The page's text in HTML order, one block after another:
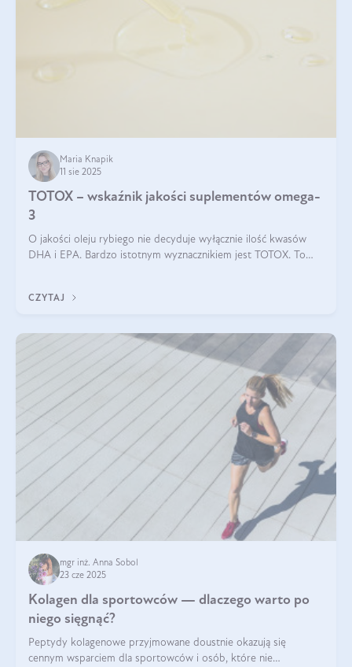
Maria Knapik
11 sie 2025
TOTOX – wskaźnik jakości suplementów omega-
3
O jakości oleju rybiego nie decyduje wyłącznie ilość kwasów
DHA i EPA. Bardzo istotnym wyznacznikiem jest TOTOX. To
CZYTAJ
mgr inż. Anna Sobol
23 cze 2025
Kolagen dla sportowców — dlaczego warto po
niego sięgnąć?
Peptydy kolagenowe przyjmowane doustnie okazują się
cennym wsparciem dla sportowców i osób, które nie